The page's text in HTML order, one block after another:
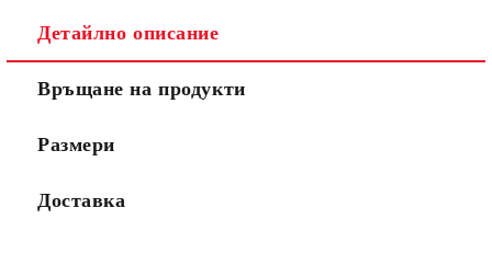
Детайлно описание
Връщане на продукти
Размери
Доставка